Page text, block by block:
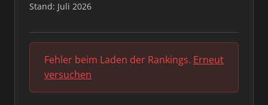
Stand: Juli 2026
Fehler beim Laden der Rankings. Erneut
versuchen